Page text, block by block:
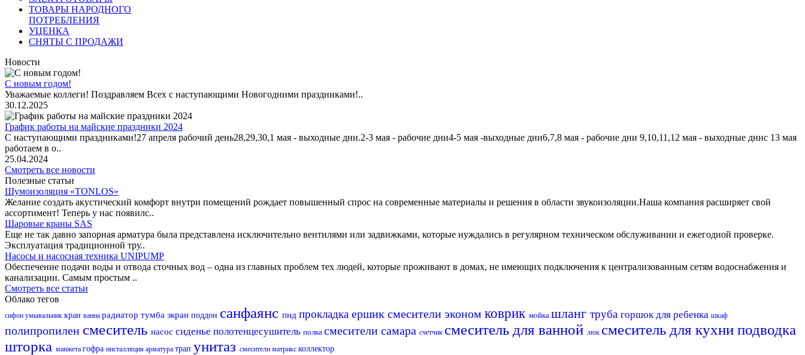
ТОВАРЫ НАРОДНОГО
ПОТРЕБЛЕНИЯ
УЦЕНКА
СНЯТЫ С ПРОДАЖИ
Новости
С новым годом!
Уважаемые коллеги! Поздравляем Всех с наступающими Новогодними праздниками!..
30.12.2025
График работы на майские праздники 2024
С наступающими праздниками!27 апреля рабочий день28,29,30,1 мая - выходные дни.2-3 мая - рабочие дни4-5 мая -выходные дни6,7,8 мая - рабочие дни 9,10,11,12 мая - выходные днис 13 мая
работаем в о..
25.04.2024
Смотреть все новости
Полезные статьи
Шумоизоляция «TONLOS»
Желание создать акустический комфорт внутри помещений рождает повышенный спрос на современные материалы и решения в области звукоизоляции.Наша компания расширяет свой
ассортимент! Теперь у нас появилс..
Шаровые краны SAS
Еще не так давно запорная арматура была представлена исключительно вентилями или задвижками, которые нуждались в регулярном техническом обслуживании и ежегодной проверке.
Эксплуатация традиционной тру..
Насосы и насосная техника UNIPUMP
Обеспечение подачи воды и отвода сточных вод – одна из главных проблем тех людей, которые проживают в домах, не имеющих подключения к централизованным сетям водоснабжения и
канализации. Самым простым ..
Смотреть все статьи
Облако тегов
сифон умывальник кран ванна радиатор тумба экран поддон санфаянс пнд прокладка ершик смесители эконом коврик мойка шланг труба горшок для ребенка шкаф
полипропилен смеситель насос сиденье полотенцесушитель полка смесители самара счетчик смеситель для ванной люк смеситель для кухни подводка
шторка манжета гофра инсталляция арматура трап унитаз смесители матрикс коллектор